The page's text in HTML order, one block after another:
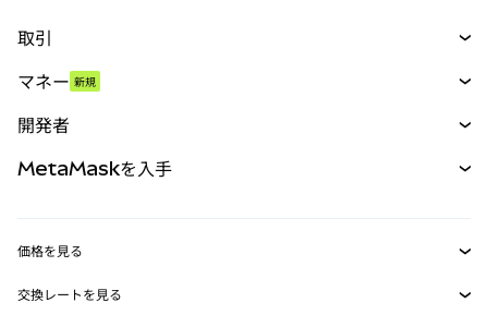
取引
パーペチュアル
RWA
マネー 新規
開発者
MetaMask Connect
MetaMaskを入手
価格を見る
イーサリアムの価格
交換レートを見る